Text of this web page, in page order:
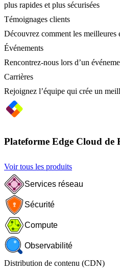
plus rapides et plus sécurisées
Témoignages clients
Découvrez comment les meilleures
Événements
Rencontrez-nous lors d’un
Carrières
Rejoignez l’équipe qui crée un
Plateforme Edge Cloud de
Voir tous les produits
Services réseau
Sécurité
Compute
Observabilité
Distribution de contenu (CDN)